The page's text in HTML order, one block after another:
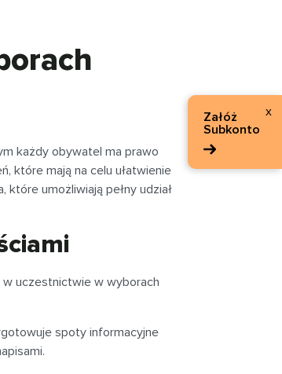
Załóż
Subkonto
x
każdy obywatel ma prawo
które mają na celu ułatwienie
umożliwiają pełny udział
w uczestnictwie w wyborach
spoty informacyjne